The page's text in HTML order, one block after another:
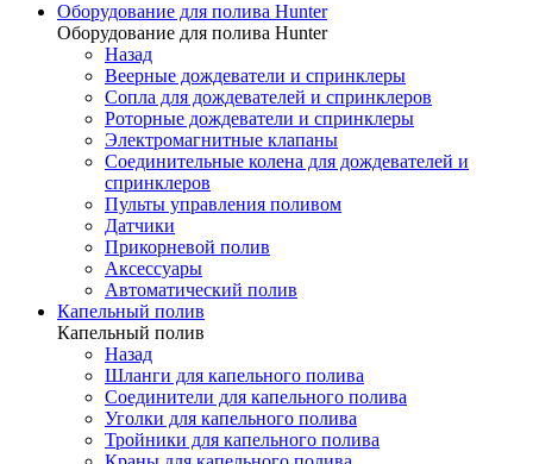
Оборудование для полива Hunter
Оборудование для полива Hunter
Назад
Веерные дождеватели и спринклеры
Сопла для дождевателей и спринклеров
Роторные дождеватели и спринклеры
Электромагнитные клапаны
Соединительные колена для дождевателей и
спринклеров
Пульты управления поливом
Датчики
Прикорневой полив
Аксессуары
Автоматический полив
Капельный полив
Капельный полив
Назад
Шланги для капельного полива
Соединители для капельного полива
Уголки для капельного полива
Тройники для капельного полива